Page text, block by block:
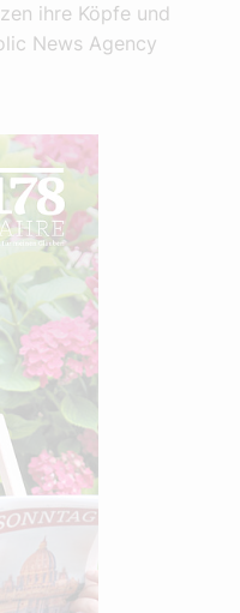
ihre Köpfe und
News Agency